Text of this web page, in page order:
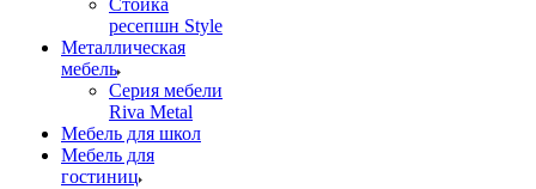
Стойка
ресепшн Style
Металлическая
мебель
Серия мебели
Riva Metal
Мебель для школ
Мебель для
гостиниц